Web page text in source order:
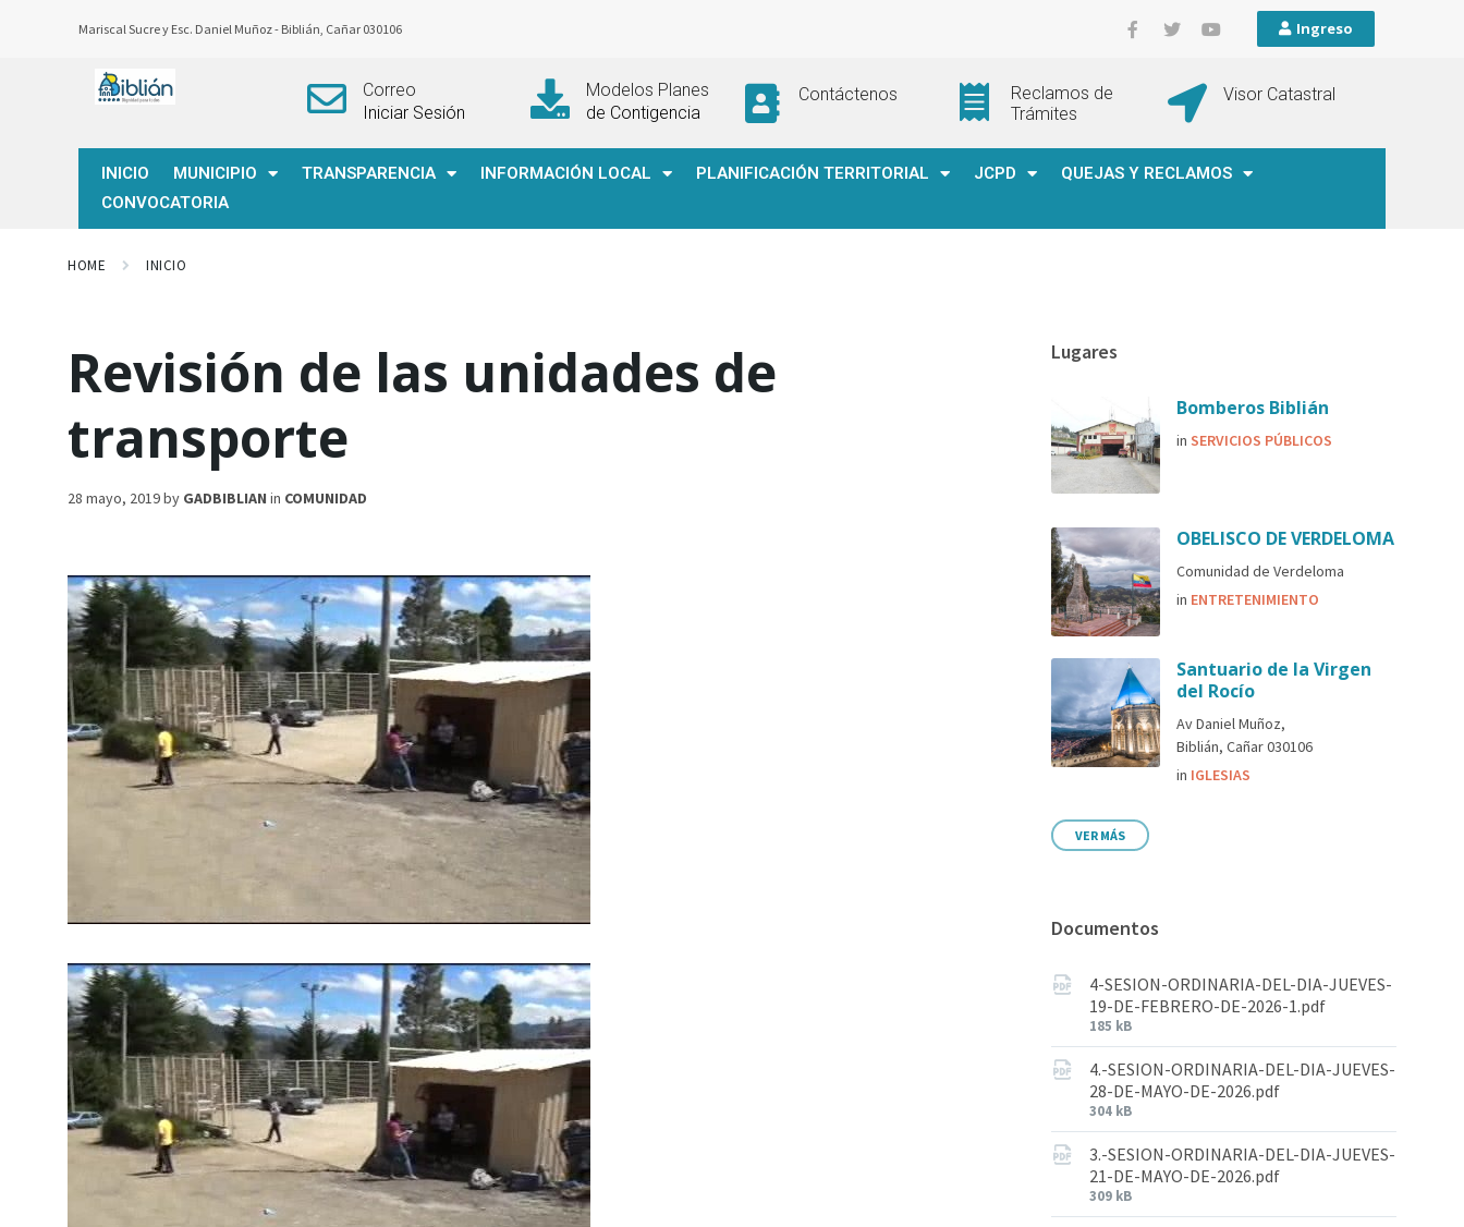
Mariscal Sucre y Esc. Daniel Muñoz - Biblián, Cañar 030106 Ingreso
Correo
Iniciar Sesión
Modelos Planes
de Contigencia
Contáctenos
Reclamos de
Trámites
Visor Catastral
INICIO MUNICIPIO TRANSPARENCIA INFORMACIÓN LOCAL PLANIFICACIÓN TERRITORIAL JCPD
QUEJAS Y RECLAMOS
CONVOCATORIA
HOME INICIO
Revisión de las unidades de
transporte
28 mayo, 2019by GADBIBLIAN in COMUNIDAD
Lugares
Bomberos Biblián
inSERVICIOS PÚBLICOS
OBELISCO DE VERDELOMA
Comunidad de Verdeloma
in ENTRETENIMIENTO
Santuario de la Virgen
del Rocío
Av Daniel Muñoz,
Biblián, Cañar 030106
in IGLESIAS
VER MÁS
Documentos
4-SESION-ORDINARIA-DEL-DIA-JUEVES-
19-DE-FEBRERO-DE-2026-1.pdf
185 kB
4.-SESION-ORDINARIA-DEL-DIA-JUEVES-
28-DE-MAYO-DE-2026.pdf
304 kB
3.-SESION-ORDINARIA-DEL-DIA-JUEVES-
21-DE-MAYO-DE-2026.pdf
309 kB